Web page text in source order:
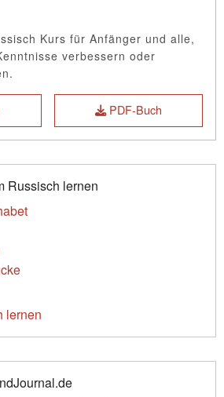
Kurs für Anfänger und alle,
verbessern oder
PDF-Buch
Russisch lernen
lernen